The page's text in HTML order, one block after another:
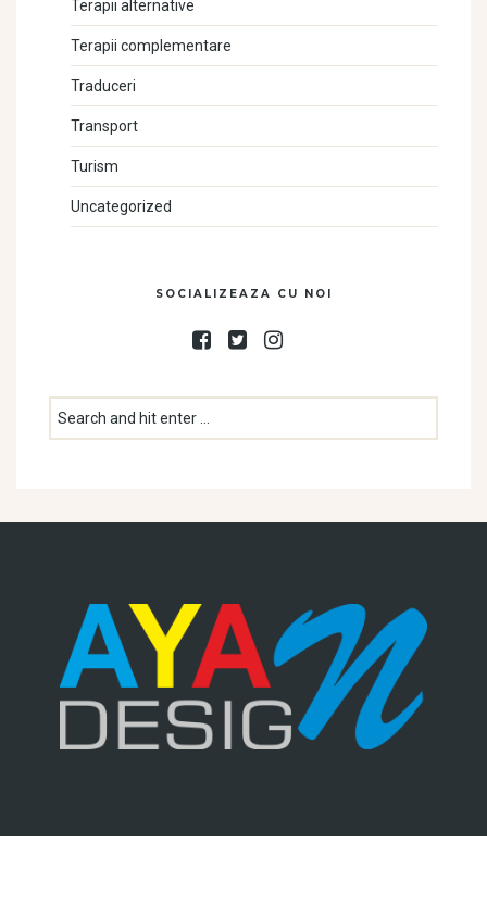
Terapii alternative
Terapii complementare
Traduceri
Transport
Turism
Uncategorized
SOCIALIZEAZA CU NOI